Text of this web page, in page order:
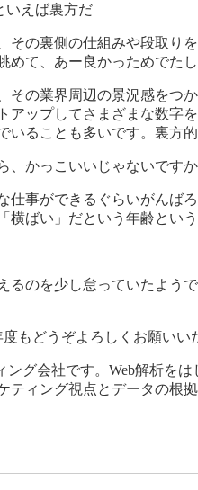
いえば裏方だ
その裏側の仕組みや段取り
て、あー良かっためでた
の業界周辺の景況感をつ
アップしてさまざまな数字
ることも多いです。裏方的
かっこいいじゃないですか
仕事ができるぐらいがんば
横ばい」だという年齢とい
るのを少し怠っていたよう
もどうぞよろしくお願いい
グ会社です。Web解析を
ティング視点とデータの根